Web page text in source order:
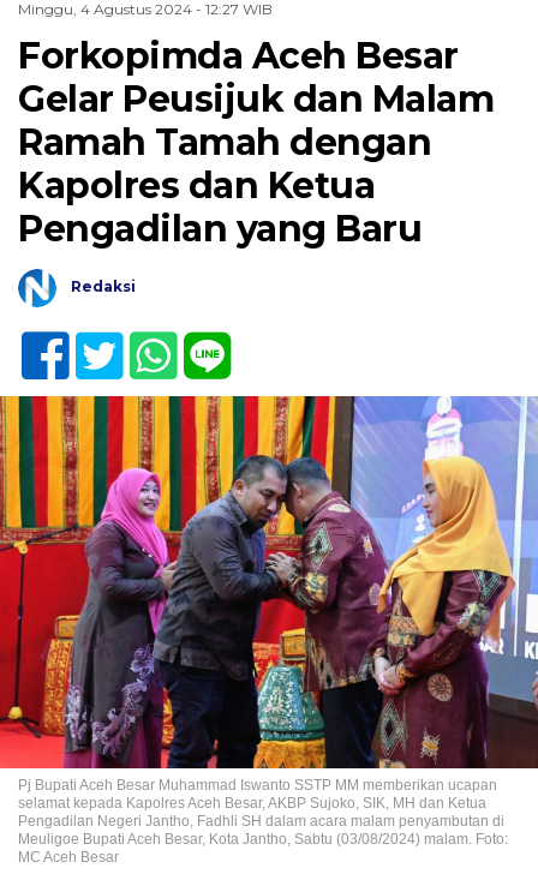
Minggu, 4 Agustus 2024 - 12:27 WIB
Forkopimda Aceh Besar
Gelar Peusijuk dan Malam
Ramah Tamah dengan
Kapolres dan Ketua
Pengadilan yang Baru
Redaksi
Pj Bupati Aceh Besar Muhammad Iswanto SSTP MM memberikan ucapan
selamat kepada Kapolres Aceh Besar, AKBP Sujoko, SIK, MH dan Ketua
Pengadilan Negeri Jantho, Fadhli SH dalam acara malam penyambutan di
Meuligoe Bupati Aceh Besar, Kota Jantho, Sabtu (03/08/2024) malam. Foto:
MC Aceh Besar